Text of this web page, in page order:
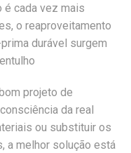
é cada vez mais
o reaproveitamento
durável surgem
projeto de
da real
ou substituir os
a melhor solução está